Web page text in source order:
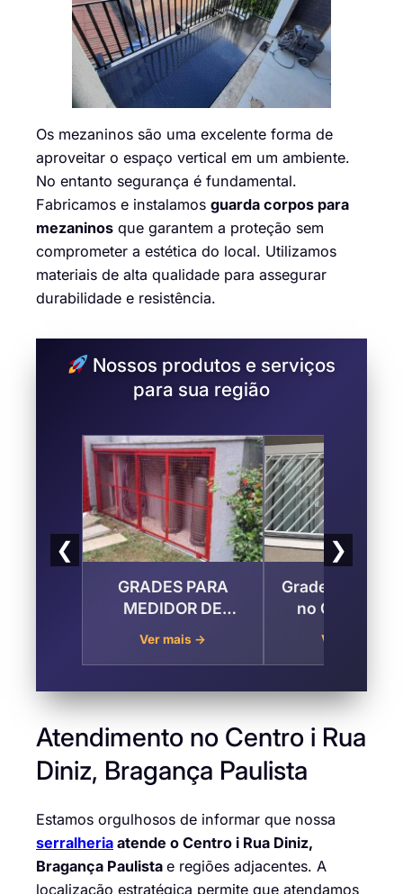
Os mezaninos são uma excelente forma de
aproveitar o espaço vertical em um ambiente.
No entanto segurança é fundamental.
Fabricamos e instalamos guarda corpos para
mezaninos que garantem a proteção sem
comprometer a estética do local. Utilizamos
materiais de alta qualidade para assegurar
durabilidade e resistência.
Nossos produtos e serviços
para sua região
❮
GRADES PARA
MEDIDOR DE
ÁGUA, LUZ E GÁS
Paulista
Ver mais →
Grades para
no Centro i
Ver mais →
❯
Atendimento no Centro i Rua
Diniz, Bragança Paulista
Estamos orgulhosos de informar que nossa
serralheria atende o Centro i Rua Diniz,
Bragança Paulista e regiões adjacentes. A
localização estratégica permite que atendamos